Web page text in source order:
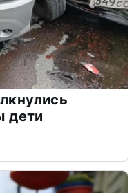
дети